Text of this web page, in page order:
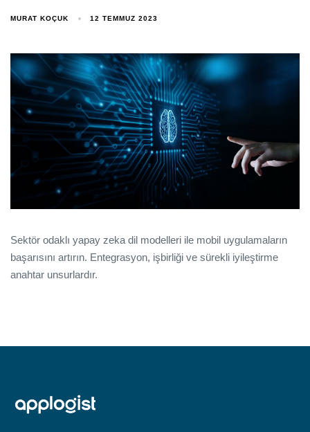
MURAT KOÇUK 12 TEMMUZ 2023
Sektör odaklı yapay zeka dil modelleri ile mobil uygulamaların
başarısını artırın. Entegrasyon, işbirliği ve sürekli iyileştirme
anahtar unsurlardır.